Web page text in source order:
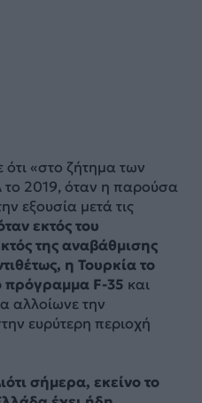
«στο ζήτημα των
το 2019, όταν η παρούσα
εξουσία μετά τις
εκτός του
της αναβάθμισης
η Τουρκία το
πρόγραμμα F-35 και
αλλοίωνε την
ευρύτερη περιοχή
σήμερα, εκείνο το